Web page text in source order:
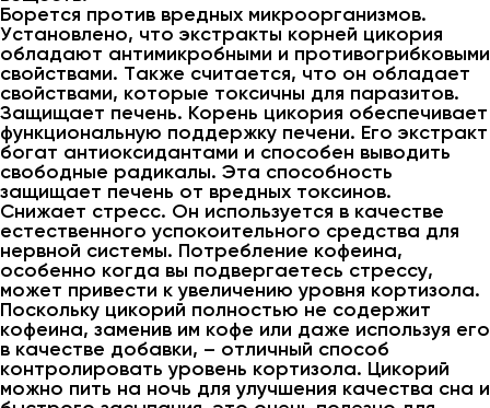
Борется против вредных микроорганизмов.
Установлено, что экстракты корней цикория
обладают антимикробными и противогрибковыми
свойствами. Также считается, что он обладает
свойствами, которые токсичны для паразитов.
Защищает печень. Корень цикория обеспечивает
функциональную поддержку печени. Его экстракт
богат антиоксидантами и способен выводить
свободные радикалы. Эта способность
защищает печень от вредных токсинов.
Снижает стресс. Он используется в качестве
естественного успокоительного средства для
нервной системы. Потребление кофеина,
особенно когда вы подвергаетесь стрессу,
может привести к увеличению уровня кортизола.
Поскольку цикорий полностью не содержит
кофеина, заменив им кофе или даже используя его
в качестве добавки, – отличный способ
контролировать уровень кортизола. Цикорий
можно пить на ночь для улучшения качества сна и